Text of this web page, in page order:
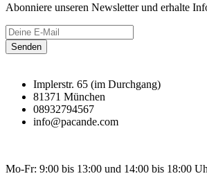
Abonniere unseren Newsletter und erhalte
Senden
Implerstr. 65 (im Durchgang)
81371 München
08932794567
info@pacande.com
Mo-Fr: 9:00 bis 13:00 und 14:00 bis 18:00